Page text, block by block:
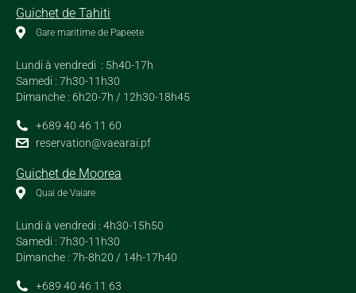
Guichet de Tahiti
Gare maritime de Papeete
Lundi à vendredi : 5h40-17h
Samedi : 7h30-11h30
Dimanche : 6h20-7h / 12h30-18h45
+689 40 46 11 60
reservation@vaearai.pf
Guichet de Moorea
Quai de Vaiare
Lundi à vendredi : 4h30-15h50
Samedi : 7h30-11h30
Dimanche : 7h-8h20 / 14h-17h40
+689 40 46 11 63